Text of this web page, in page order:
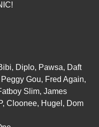
Diplo, Pawsa, Daft
Gou, Fred Again,
Slim, James
Cloonee, Hugel, Dom